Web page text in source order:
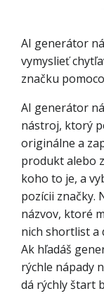
AI generátor
vymyslieť
značku
AI generátor
nástroj, ktorý
originálne a
produkt alebo
koho to je, a
pozícii značky.
názvov, ktoré
nich shortlist a
Ak hľadáš
rýchle nápady
dá rýchly štart